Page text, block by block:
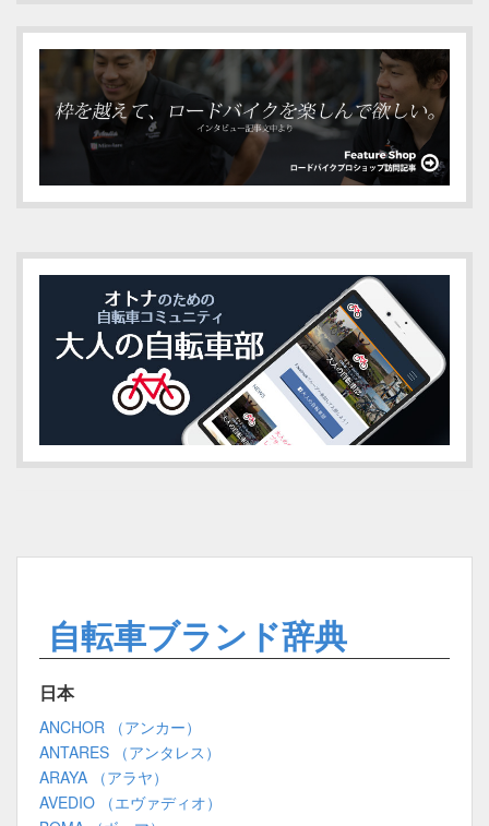
自転車ブランド辞典
日本
ANCHOR （アンカー）
ANTARES （アンタレス）
ARAYA （アラヤ）
AVEDIO （エヴァディオ）